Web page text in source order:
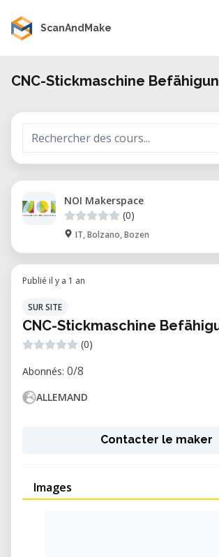
ScanAndMake
CNC-Stickmaschine
NOI Makerspace
(0)
IT, Bolzano, Bozen
Publié il y a 1 an
SUR SITE
CNC-Stickmaschine
(0)
Abonnés: 0/8
ALLEMAND
Contacter le maker
Images